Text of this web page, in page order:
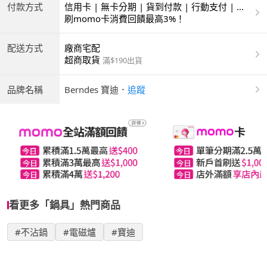
付款方式
信用卡 | 無卡分期 | 貨到付款 | 行動支付 | 超
商付款 | 銀聯卡
刷momo卡消費回饋最高3%！
配送方式
廠商宅配
超商取貨 滿$190出貨
品牌名稱 Berndes 寶迪 ． 追蹤
看更多「鍋具」熱門商品
#不沾鍋 #電磁爐 #寶迪